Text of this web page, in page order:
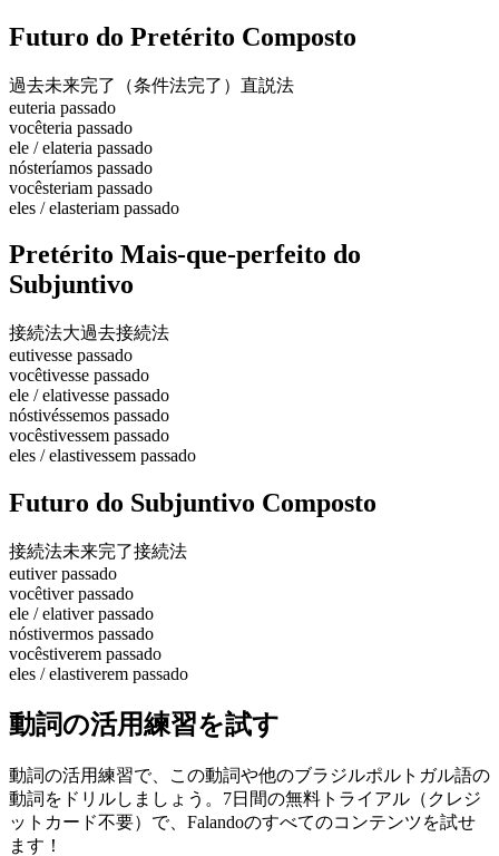
Futuro do Pretérito Composto
過去未来完了（条件法完了） 直説法
euteria passado
vocêteria passado
ele / elateria passado
nósteríamos passado
vocêsteriam passado
eles / elasteriam passado
Pretérito Mais-que-perfeito do
Subjuntivo
接続法大過去接続法
eutivesse passado
vocêtivesse passado
ele / elativesse passado
nóstivéssemos passado
vocêstivessem passado
eles / elastivessem passado
Futuro do Subjuntivo Composto
接続法未来完了接続法
eutiver passado
vocêtiver passado
ele / elativer passado
nóstivermos passado
vocêstiverem passado
eles / elastiverem passado
動詞の活用練習を試す
動詞の活用練習で、この動詞や他のブラジルポルトガル語の
動詞をドリルしましょう。7日間の無料トライアル（クレジ
ットカード不要）で、Falandoのすべてのコンテンツを試せ
ます！